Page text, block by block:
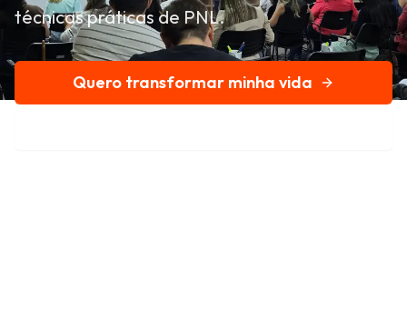
técnicas práticas de PNL.
Quero transformar minha vida